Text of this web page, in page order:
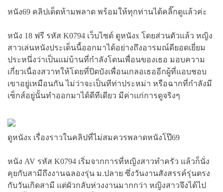
หนัง69 คลิปเด็ดห้ามพลาด พร้อมให้ทุกท่านได้คลิ๊กดูแล้วค่ะ
หนัง 18 ฟรี รหัส K0794 เว็บไซต์ ดูหนังx โดยส่วนตัวแล้ว หญิง
สาวเล่นหนังประเด็นนี้ออกมาได้อย่างถึงอารมณ์ดียอดเยี่ยม
ประหนึ่งว่าเป็นแม่บ้านที่กำลังโดนเพื่อนของเธอ มอบความ
เกี่ยวเนื่องสวาทให้โดยที่ปิดบังเพื่อนเกลอเธออีกผู้ที่แอบชอบ
เขาอยู่เหมือนกัน ไม่ว่าจะเป็นทีท่าประหม่า หรือฉากที่กำลังมี
เซ็กส์อยู่นั้นทำออกมาได้ดีทีเดียว มีค่าแก่การดูจริงๆ
ดูหนังx เรื่องราวในคลิปที่ไม่สมควรพลาดหนังโป๊69
หนัง AV รหัส K0794 เริ่มจากการที่หญิงสาวทำครัว แล้วก็นั่ง
คุยกับสามีถึงงานฉลองรุ่น ม.ปลาย ซึ่งวันงานสังสรรค์รุ่นตรง
กับวันเกิดสามี แต่ผัวกลับห่วงงานมากกว่า หญิงสาวจึงได้ไป